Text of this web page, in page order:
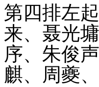
第四排左
来、聂光
序、朱俊
麒、周夔